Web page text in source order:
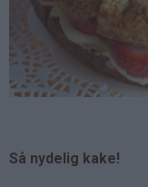
Så nydelig kake!